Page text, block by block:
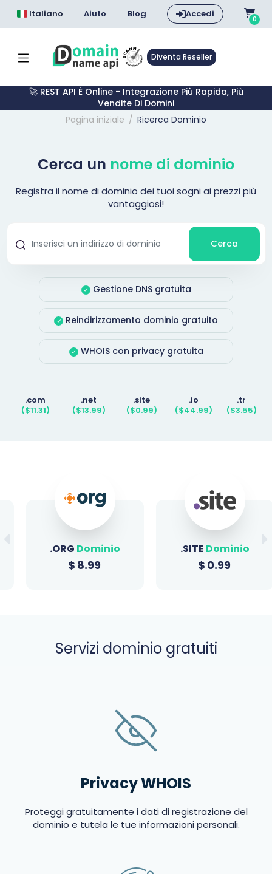
Italiano Aiuto Blog Accedi 0
Diventa Reseller
🚀 REST API È Online - Integrazione Più Rapida, Più
Vendite Di Domini
Pagina iniziale
Ricerca Dominio
Cerca un nome di dominio
Registra il nome di dominio dei tuoi sogni ai prezzi più
vantaggiosi!
Cerca
Gestione DNS gratuita
Reindirizzamento dominio gratuito
WHOIS con privacy gratuita
.com
($11.31)
.net
($13.99)
.site
($0.99)
.io
($44.99)
.tr
($3.55)
.ORGDominio
8.99
.SITEDominio
0.99
Servizi dominio gratuiti
Privacy WHOIS
Proteggi gratuitamente i dati di registrazione del
dominio e tutela le tue informazioni personali.